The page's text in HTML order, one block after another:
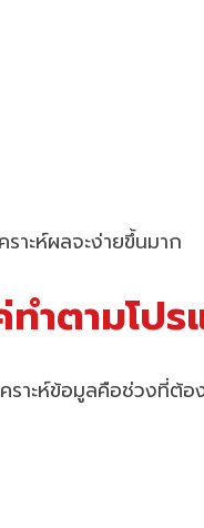
าะห์ผลจะง่ายขึ้นมาก
ทำตามโป
าะห์ข้อมูลคือช่วงที่ต้